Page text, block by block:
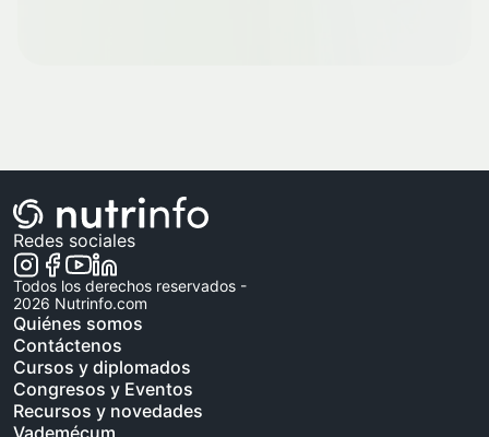
Redes sociales
Todos los derechos reservados -
2026 Nutrinfo.com
Quiénes somos
Contáctenos
Cursos y diplomados
Congresos y Eventos
Recursos y novedades
Vademécum